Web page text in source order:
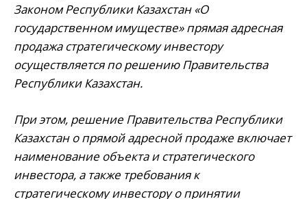
Законом Республики Казахстан «О
государственном имуществе» прямая адресная
продажа стратегическому инвестору
осуществляется по решению Правительства
Республики Казахстан.
При этом, решение Правительства Республики
Казахстан о прямой адресной продаже включает
наименование объекта и стратегического
инвестора, а также требования к
стратегическому инвестору о принятии